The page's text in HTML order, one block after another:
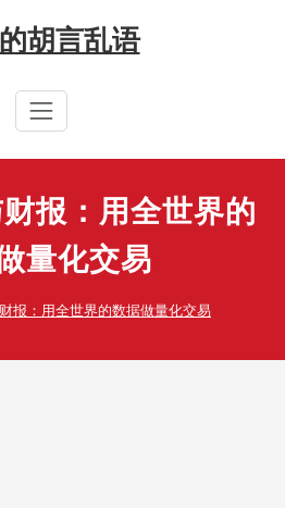
胡言乱语
报：用全世界的
量化交易
报：用全世界的数据做量化交易